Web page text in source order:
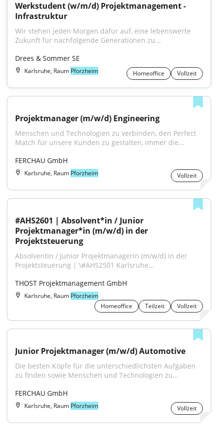
Werkstudent (w/m/d) Projektmanagement -
Infrastruktur
Wir stehen jeden Morgen dafür auf, eine lebenswerte
Zukunft für nachfolgende Generationen zu...
Drees & Sommer SE
Karlsruhe, Raum Pforzheim Homeoffice Vollzeit
Projektmanager (m/w/d) Engineering
Menschen und Technologien zu verbinden, den Perfect
Match für unsere Kunden zu gestalten, immer die...
FERCHAU GmbH
Karlsruhe, Raum Pforzheim Vollzeit
#AHS2601 | Absolvent*in / Junior
Projektmanager*in (m/w/d) in der
Projektsteuerung
Absolventin / Junior Projektmanagerin (m/w/d) in der
Projektsteuerung | \#AHS2501 Karlsruhe...
THOST Projektmanagement GmbH
Karlsruhe, Raum Pforzheim
Homeoffice
Teilzeit Vollzeit
Junior Projektmanager (m/w/d) Automotive
Die besten Köpfe für die unterschiedlichsten Aufgaben
zu finden sowie Menschen und Technologien zu...
FERCHAU GmbH
Karlsruhe, Raum Pforzheim Vollzeit